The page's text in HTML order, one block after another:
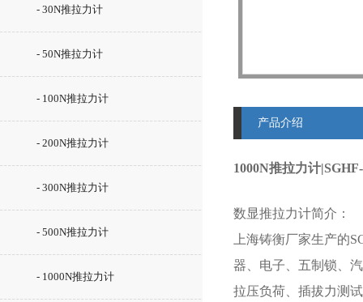
- 30N推拉力计
- 50N推拉力计
- 100N推拉力计
- 200N推拉力计
- 300N推拉力计
- 500N推拉力计
- 1000N推拉力计
产品介绍
1000N推拉力计
数显推拉力计简介：
上海铸衡厂家生产的
器、电子、五制锁、
拉压负荷、插拔力测